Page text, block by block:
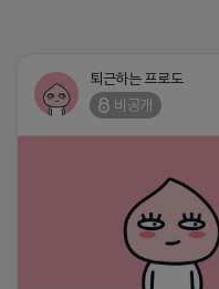
퇴근하는 프로도
비공개